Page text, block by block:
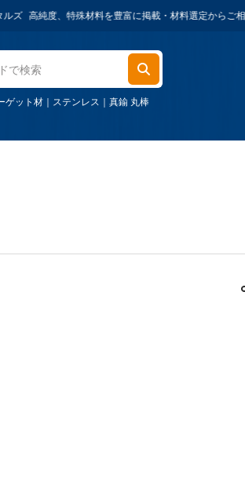
度、特殊材料を豊富に掲載・材料選定からご相談可能
ゲット材 ｜ ステンレス ｜ 真鍮 丸棒